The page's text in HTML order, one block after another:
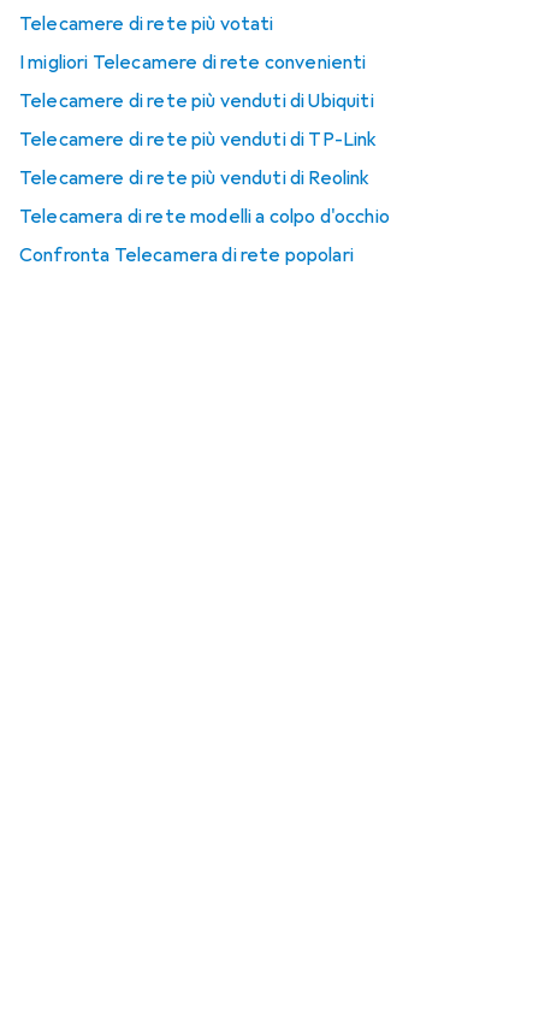
Telecamere di rete più votati
I migliori Telecamere di rete convenienti
Telecamere di rete più venduti di Ubiquiti
Telecamere di rete più venduti di TP-Link
Telecamere di rete più venduti di Reolink
Telecamera di rete modelli a colpo d'occhio
Confronta Telecamera di rete popolari